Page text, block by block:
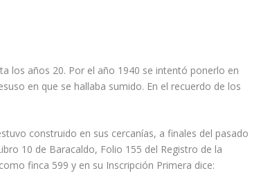
los años 20. Por el año 1940 se intentó ponerlo en
en que se hallaba sumido. En el recuerdo de los
cons­truido en sus cercaní­as, a finales del pasado
10 de Baracaldo, Folio 155 del Registro de la
finca 599 y en su Inscripción Primera dice: